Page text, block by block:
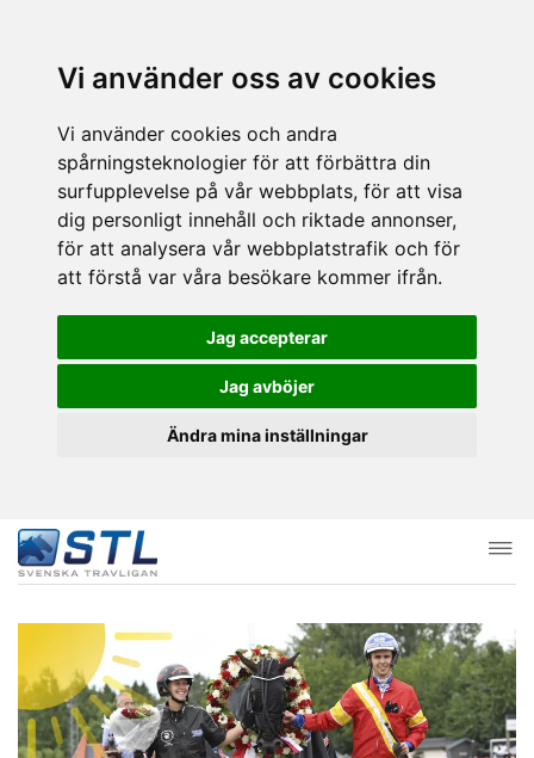
Vi använder oss av cookies
Vi använder cookies och andra
spårningsteknologier för att förbättra din
surfupplevelse på vår webbplats, för att visa
dig personligt innehåll och riktade annonser,
för att analysera vår webbplatstrafik och för
att förstå var våra besökare kommer ifrån.
Jag accepterar
Jag avböjer
Ändra mina inställningar